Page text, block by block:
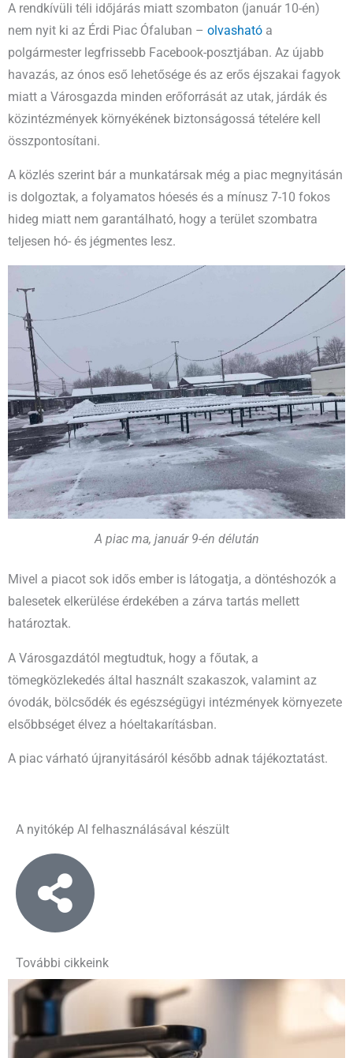
A rendkívüli téli időjárás miatt szombaton (január 10-én)
nem nyit ki az Érdi Piac Ófaluban – olvasható a
polgármester legfrissebb Facebook-posztjában. Az újabb
havazás, az ónos eső lehetősége és az erős éjszakai fagyok
miatt a Városgazda minden erőforrását az utak, járdák és
közintézmények környékének biztonságossá tételére kell
összpontosítani.
A közlés szerint bár a munkatársak még a piac megnyitásán
is dolgoztak, a folyamatos hóesés és a mínusz 7-10 fokos
hideg miatt nem garantálható, hogy a terület szombatra
teljesen hó- és jégmentes lesz.
A piac ma, január 9-én délután
Mivel a piacot sok idős ember is látogatja, a döntéshozók a
balesetek elkerülése érdekében a zárva tartás mellett
határoztak.
A Városgazdától megtudtuk, hogy a főutak, a
tömegközlekedés által használt szakaszok, valamint az
óvodák, bölcsődék és egészségügyi intézmények környezete
elsőbbséget élvez a hóeltakarításban.
A piac várható újranyitásáról később adnak tájékoztatást.
A nyitókép AI felhasználásával készült
További cikkeink